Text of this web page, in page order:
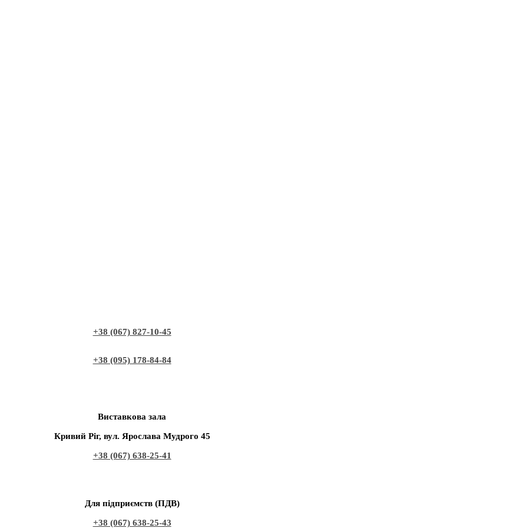
+38 (067) 827-10-45
+38 (095) 178-84-84
Виставкова зала
Кривий Ріг, вул. Ярослава Мудрого 45
+38 (067) 638-25-41
Для підприємств (ПДВ)
+38 (067) 638-25-43